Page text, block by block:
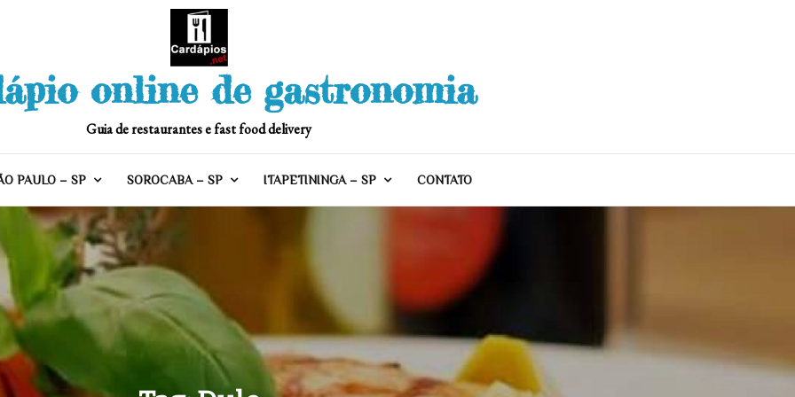
online de gastronomia
Guia de restaurantes e fast food delivery
PAULO – SP SOROCABA – SP ITAPETININGA – SP CONTATO